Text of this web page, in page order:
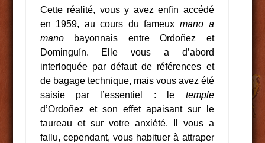
Cette réalité, vous y avez enfin accédé
en 1959, au cours du fameux mano a
mano
bayonnais entre Ordoñez et
Dominguín. Elle vous a d’abord
interloquée par défaut de références et
de bagage technique, mais vous avez été
saisie par l’essentiel : le temple
d’Ordoñez et son effet apaisant sur le
taureau et sur votre anxiété. Il vous a
fallu, cependant, vous habituer à attraper